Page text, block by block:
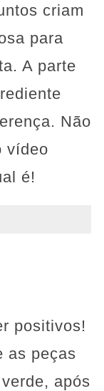
criam
para
A parte
Não
vídeo
é!
positivos!
as peças
após